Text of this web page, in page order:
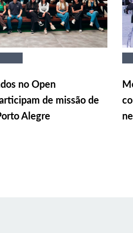
no Open
de missão de
Alegre